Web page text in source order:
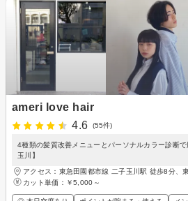
ameri love hair
4.6
(55件)
4種類の髪質改善メニューとパーソナルカラー診断
玉川】
アクセス：東急田園都市線 二子玉川駅 徒歩8分、
カット単価： ￥5,000～